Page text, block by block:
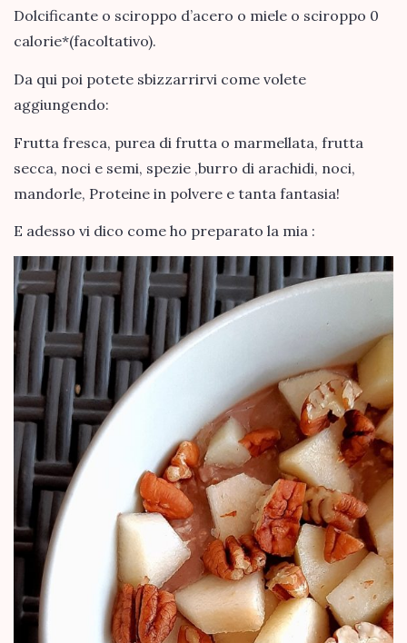
Dolcificante o sciroppo d’acero o miele o sciroppo 0
calorie*(facoltativo).
Da qui poi potete sbizzarrirvi come volete
aggiungendo:
Frutta fresca, purea di frutta o marmellata, frutta
secca, noci e semi, spezie ,burro di arachidi, noci,
mandorle, Proteine in polvere e tanta fantasia!
E adesso vi dico come ho preparato la mia :